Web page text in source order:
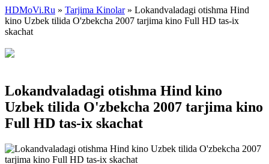
HDMoVi.Ru » Tarjima Kinolar» Lokandvaladagi otishma Hind
kino Uzbek tilida O'zbekcha 2007 tarjima kino Full HD tas-ix
skachat
Lokandvaladagi otishma Hind kino
Uzbek tilida O'zbekcha 2007 tarjima kino
Full HD tas-ix skachat